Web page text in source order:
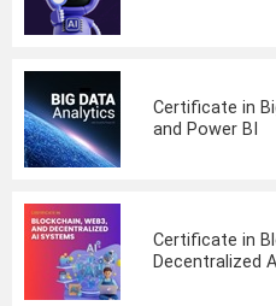
Certificate in
and Power BI
Certificate in
Decentralized